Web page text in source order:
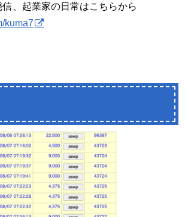
、起業家の日常はこちらから
kuma7